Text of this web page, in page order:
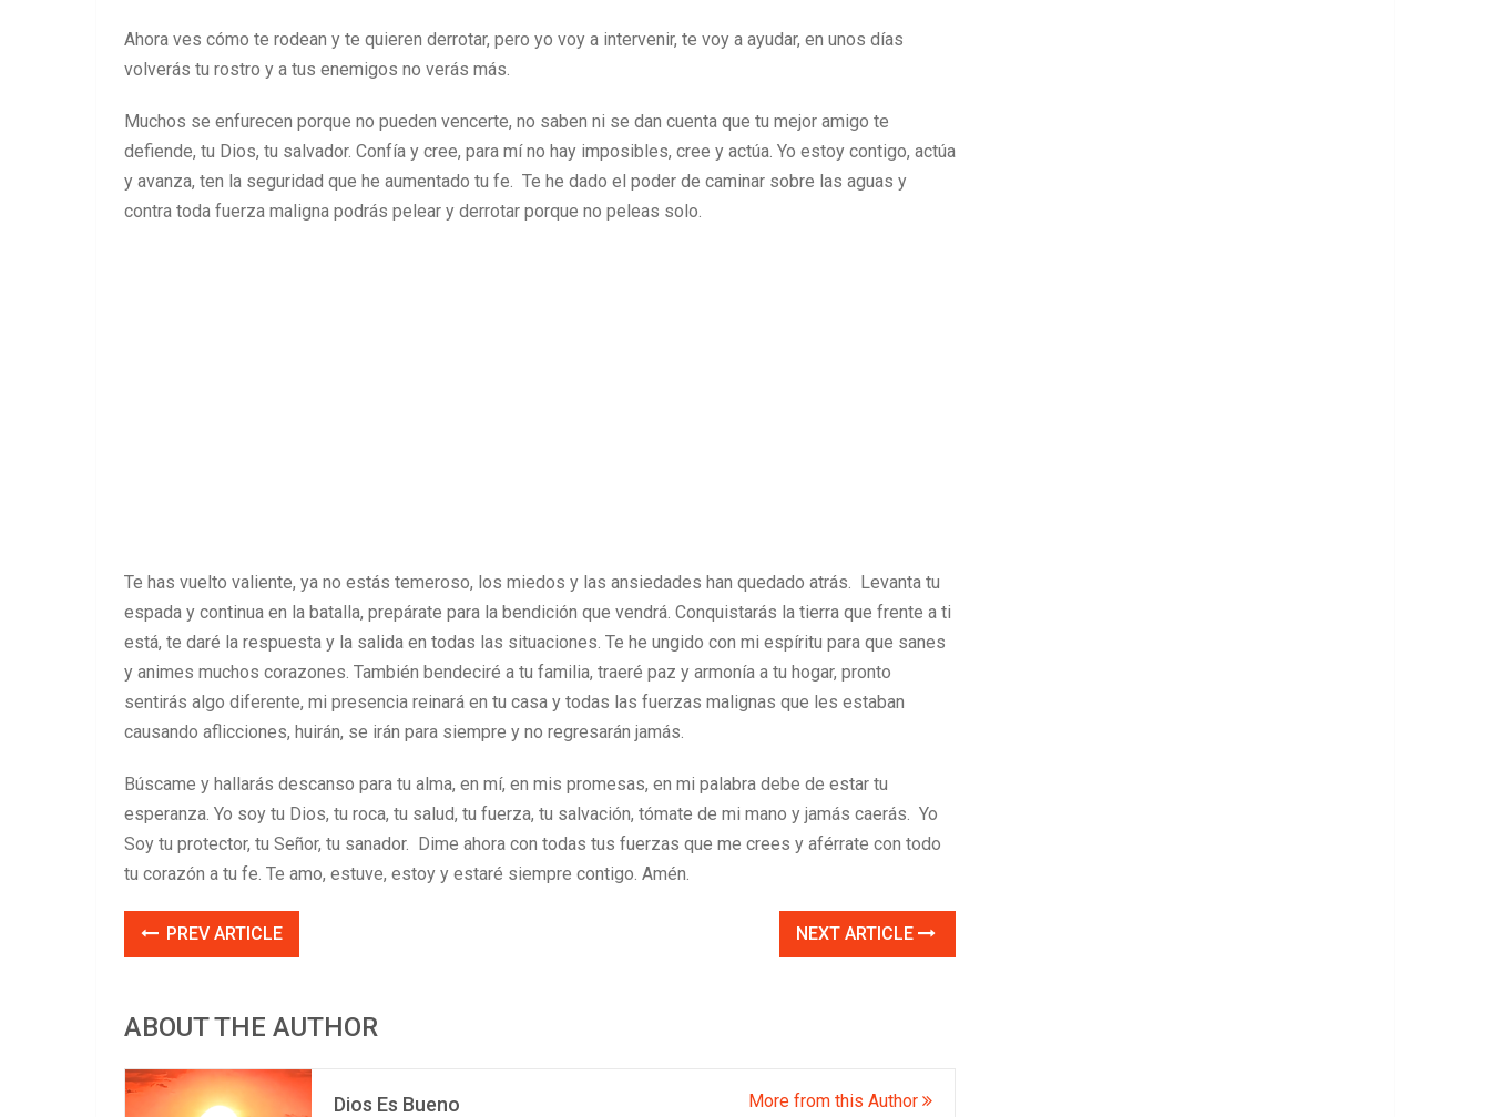
Ahora ves cómo te rodean y te quieren derrotar, pero yo voy a intervenir, te voy a ayudar, en unos días
volverás tu rostro y a tus enemigos no verás más.
Muchos se enfurecen porque no pueden vencerte, no saben ni se dan cuenta que tu mejor amigo te
defiende, tu Dios, tu salvador. Confía y cree, para mí no hay imposibles, cree y actúa. Yo estoy contigo, actúa
y avanza, ten la seguridad que he aumentado tu fe. Te he dado el poder de caminar sobre las aguas y
contra toda fuerza maligna podrás pelear y derrotar porque no peleas solo.
Te has vuelto valiente, ya no estás temeroso, los miedos y las ansiedades han quedado atrás. Levanta tu
espada y continua en la batalla, prepárate para la bendición que vendrá. Conquistarás la tierra que frente a ti
está, te daré la respuesta y la salida en todas las situaciones. Te he ungido con mi espíritu para que sanes
y animes muchos corazones. También bendeciré a tu familia, traeré paz y armonía a tu hogar, pronto
sentirás algo diferente, mi presencia reinará en tu casa y todas las fuerzas malignas que les estaban
causando aflicciones, huirán, se irán para siempre y no regresarán jamás.
Búscame y hallarás descanso para tu alma, en mí, en mis promesas, en mi palabra debe de estar tu
esperanza. Yo soy tu Dios, tu roca, tu salud, tu fuerza, tu salvación, tómate de mi mano y jamás caerás. Yo
Soy tu protector, tu Señor, tu sanador. Dime ahora con todas tus fuerzas que me crees y aférrate con todo
tu corazón a tu fe. Te amo, estuve, estoy y estaré siempre contigo. Amén.
PREV ARTICLE NEXT ARTICLE
ABOUT THE AUTHOR
Dios Es Bueno More from this Author